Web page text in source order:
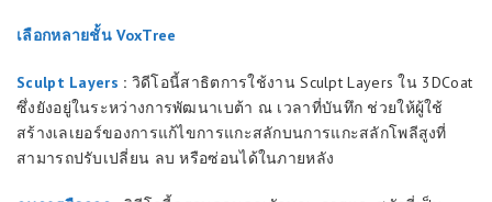
เลือกหลายชั้น VoxTree
Sculpt Layers : วิดีโอนี้สาธิตการใช้งาน Sculpt Layers ใน 3DCoat
ซึ่งยังอยู่ในระหว่างการพัฒนาเบต้า ณ เวลาที่บันทึก ช่วยให้ผู้ใช้
สร้างเลเยอร์ของการแก้ไขการแกะสลักบนการแกะสลักโพลีสูงที่
สามารถปรับเปลี่ยน ลบ หรือซ่อนได้ในภายหลัง